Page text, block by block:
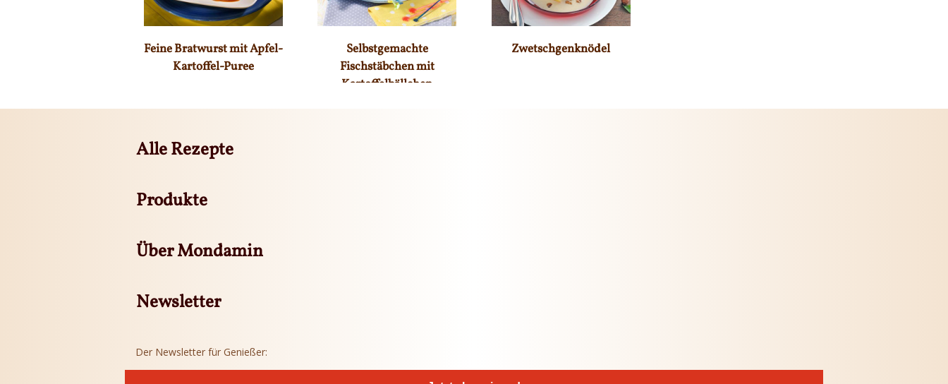
Feine Bratwurst mit Apfel-
Kartoffel-Puree
Selbstgemachte
Fischstäbchen mit
Kartoffelbällchen
Zwetschgenknödel
Alle Rezepte
Produkte
Über Mondamin
Newsletter
Der Newsletter für Genießer: